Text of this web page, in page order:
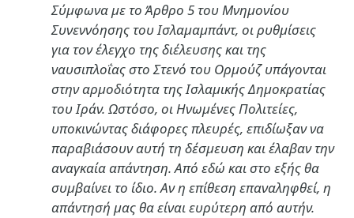
Σύμφωνα με το Άρθρο 5 του Μνημονίου
Συνεννόησης του Ισλαμαμπάντ, οι ρυθμίσεις
για τον έλεγχο της διέλευσης και της
ναυσιπλοΐας στο Στενό του Ορμούζ υπάγονται
στην αρμοδιότητα της Ισλαμικής Δημοκρατίας
του Ιράν. Ωστόσο, οι Ηνωμένες Πολιτείες,
υποκινώντας διάφορες πλευρές, επιδίωξαν να
παραβιάσουν αυτή τη δέσμευση και έλαβαν την
αναγκαία απάντηση. Από εδώ και στο εξής θα
συμβαίνει το ίδιο. Αν η επίθεση επαναληφθεί, η
απάντησή μας θα είναι ευρύτερη από αυτήν.